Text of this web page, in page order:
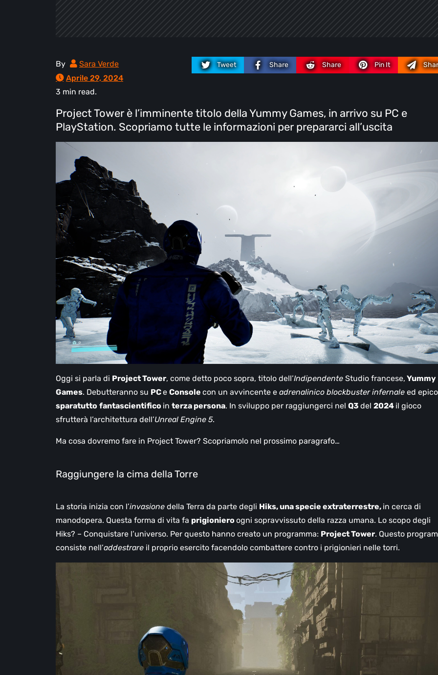
Tweet Share Share Pin It
By
Sara Verde
Aprile 29, 2024
3 min read.
Project Tower è l’imminente titolo della Yummy Games, in arrivo su PC e
PlayStation. Scopriamo tutte le informazioni per prepararci all’uscita
Oggi si parla di Project Tower, come detto poco sopra, titolo dell’Indipendente Studio francese, Yummy
Games. Debutteranno su PCe Console con un avvincente e adrenalinico blockbuster infernale ed epico
sparatutto fantascientifico in terza persona. In sviluppo per raggiungerci nel Q3 del 2024 il gioco
sfrutterà l’architettura dell’Unreal Engine 5.
Ma cosa dovremo fare in Project Tower? Scopriamolo nel prossimo paragrafo…
Raggiungere la cima della Torre
La storia inizia con l’invasione della Terra da parte degli Hiks, una specie extraterrestre, in cerca di
manodopera. Questa forma di vita fa prigionieroogni sopravvissuto della razza umana. Lo scopo degli
Hiks? – Conquistare l’universo. Per questo hanno creato un programma: Project Tower. Questo
consiste nell’addestrare il proprio esercito facendolo combattere contro i prigionieri nelle torri.